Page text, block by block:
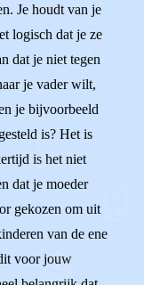
Je houdt van je
logisch dat je ze
dat je niet tegen
je vader wilt,
je bijvoorbeeld
is? Het is
is het niet
dat je moeder
gekozen om uit
van de ene
voor jouw